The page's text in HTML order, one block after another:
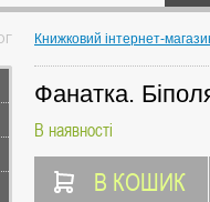
Книжковий інтернет-
Фанатка.
В наявності
В КОШИК